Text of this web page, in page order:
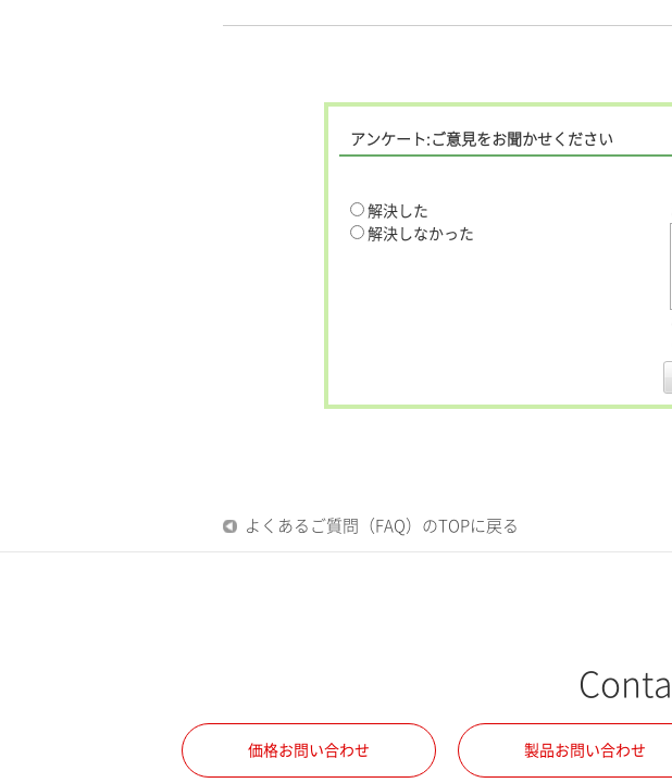
アンケート:ご意見をお聞かせください
解決した
解決しなかった
よくあるご質問（FAQ）のTOPに戻る
価格お問い合わせ 製品お問い合わせ